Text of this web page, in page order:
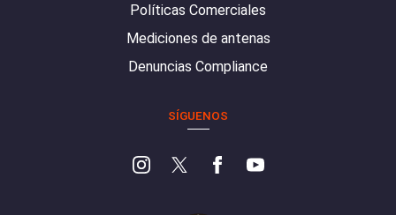
Políticas Comerciales
Mediciones de antenas
Denuncias Compliance
SÍGUENOS